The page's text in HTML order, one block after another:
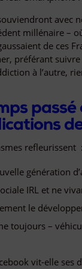
avec
millénaire –
de ces
préférant suivre
à l’autre,
passé
refleurissent :
génération
IRL et ne
le
toujours –
vit-elle ses